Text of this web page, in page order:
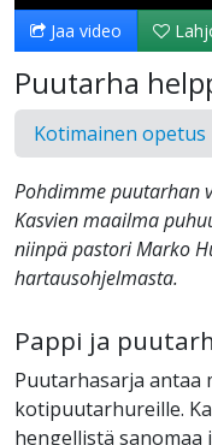
Jaa video
Puutarha
Kotimainen opetus
Pohdimme puutarhan
Kasvien maailma
niinpä pastori Marko
hartausohjelmasta.
Pappi ja
Puutarhasarja antaa
kotipuutarhureille.
hengellistä